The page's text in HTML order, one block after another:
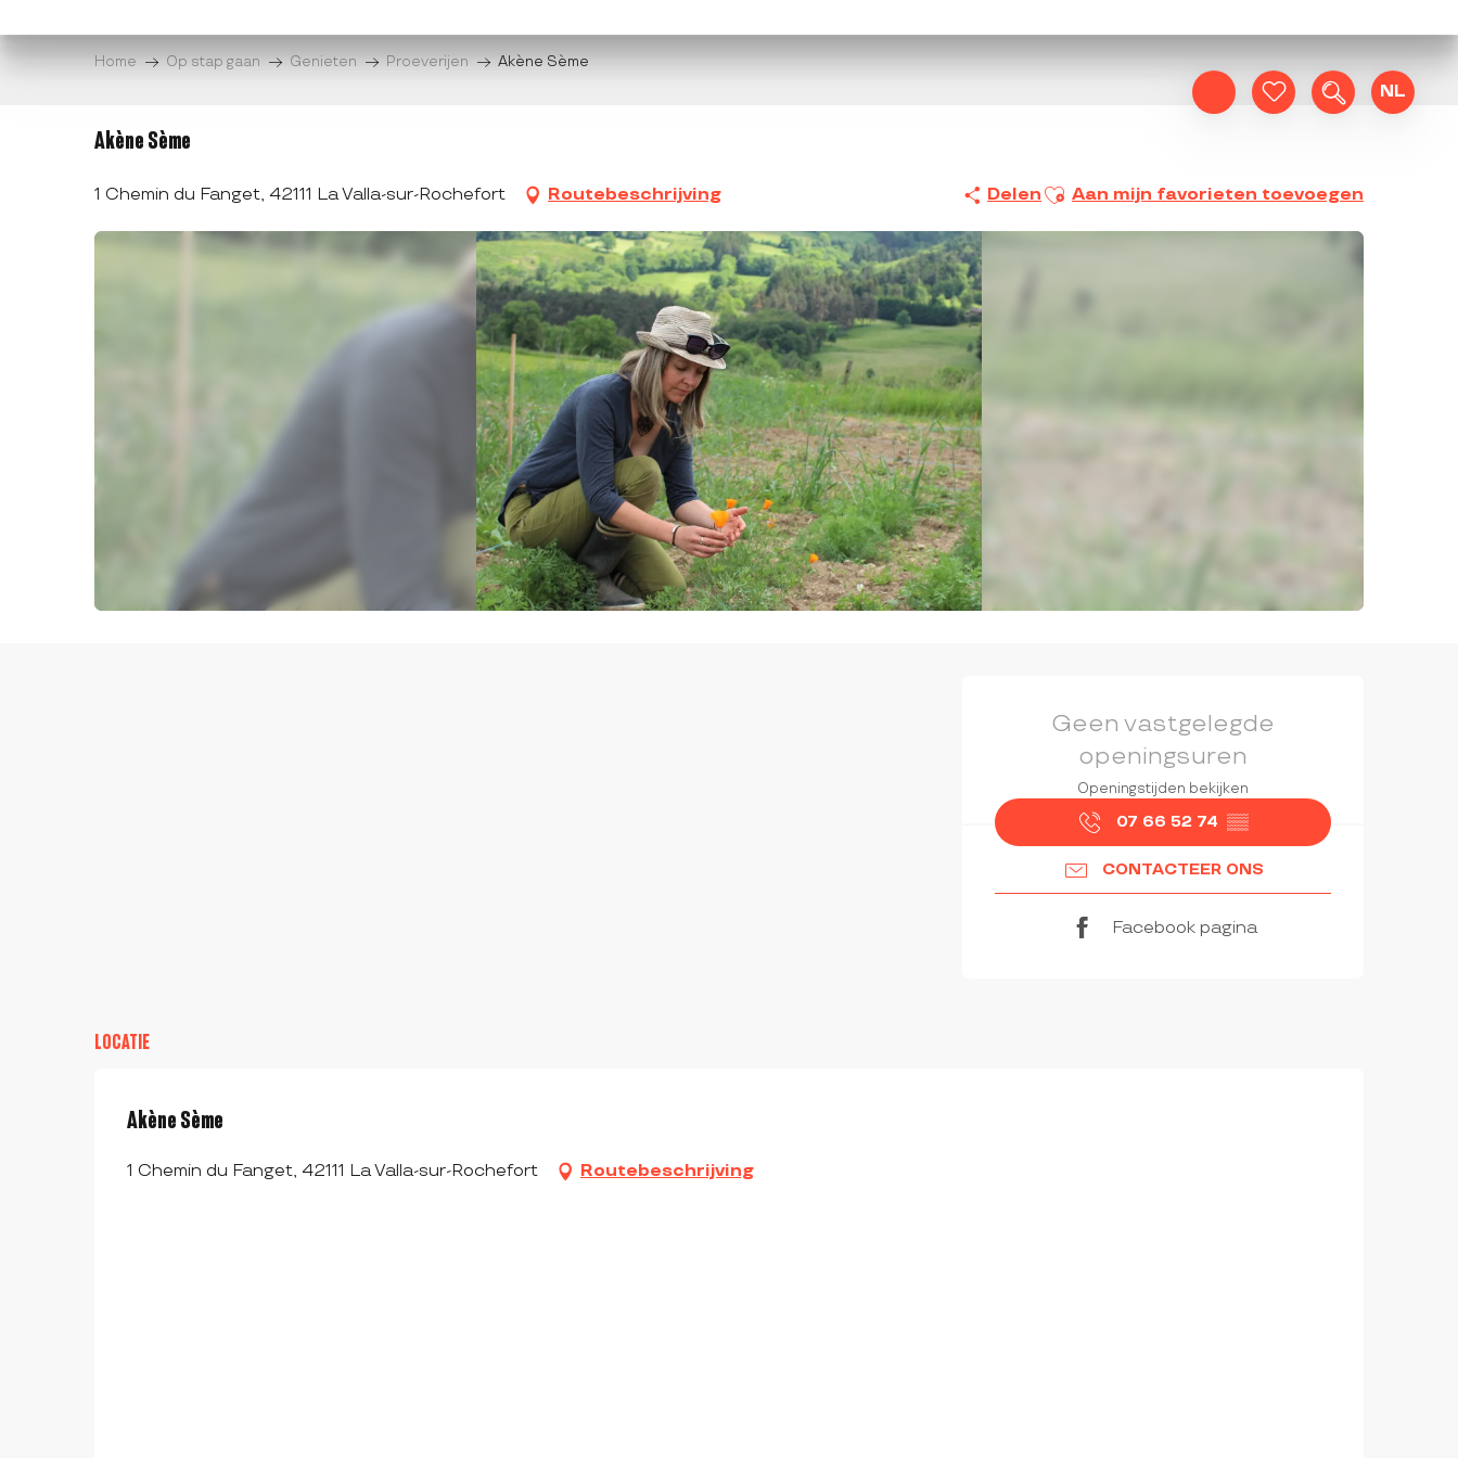
au
Zoek op
NL
Home Op stap gaan Genieten Proeverijen Akène Sème
Akène Sème
1 Chemin du Fanget, 42111 La Valla-sur-Rochefort Routebeschrijving Delen Ajouter aux favoris
Aan mijn favorieten toevoegen
OPENINGSTIJDEN EN
Geen vastgelegde
openingsuren
Openingstijden bekijken
07 66 52 74 ▒▒
CONTACTEER ONS
Facebook pagina
LOCATIE
Akène Sème
1 Chemin du Fanget, 42111 La Valla-sur-Rochefort Routebeschrijving